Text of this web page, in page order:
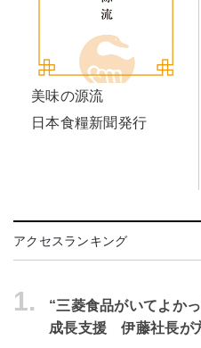
美味の源流
日本食糧新聞発行
アクセスランキング
1.
“三菱食品がいてよか
成長支援 伊藤社長が